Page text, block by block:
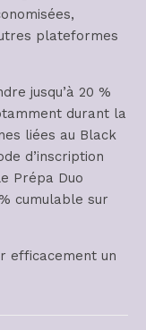
plateformes
jusqu’à 20 %
durant la
liées au Black
d’inscription
Prépa Duo
cumulable sur
efficacement un